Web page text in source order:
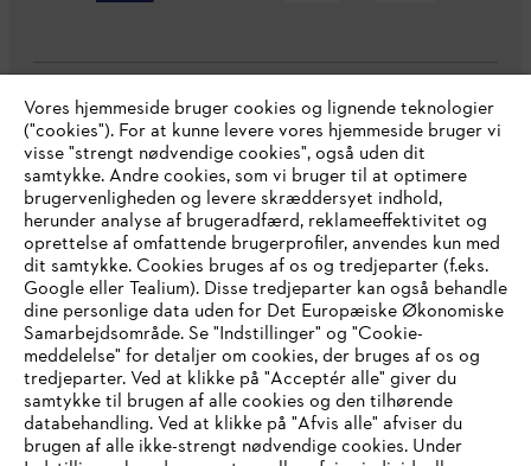
Virksomheden
STIHL FAQ
Service
Generelle vilkår og betingelser Privatlivspolitik
IHR BROWSER WIRD NICHT
UNTERSTÜTZT
Vores hjemmeside bruger cookies og lignende teknologier
("cookies"). For at kunne levere vores hjemmeside bruger vi
visse "strengt nødvendige cookies", også uden dit
samtykke. Andre cookies, som vi bruger til at optimere
brugervenligheden og levere skræddersyet indhold,
herunder analyse af brugeradfærd, reklameeffektivitet og
oprettelse af omfattende brugerprofiler, anvendes kun med
dit samtykke. Cookies bruges af os og tredjeparter (f.eks.
Google eller Tealium). Disse tredjeparter kan også behandle
dine personlige data uden for Det Europæiske Økonomiske
Samarbejdsområde. Se "Indstillinger" og "Cookie-
meddelelse" for detaljer om cookies, der bruges af os og
tredjeparter. Ved at klikke på "Acceptér alle" giver du
samtykke til brugen af alle cookies og den tilhørende
databehandling. Ved at klikke på "Afvis alle" afviser du
brugen af alle ikke-strengt nødvendige cookies. Under